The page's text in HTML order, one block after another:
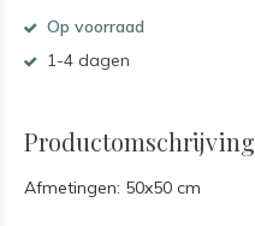
Op voorraad
1-4 dagen
Productomschrijving
Afmetingen: 50x50 cm